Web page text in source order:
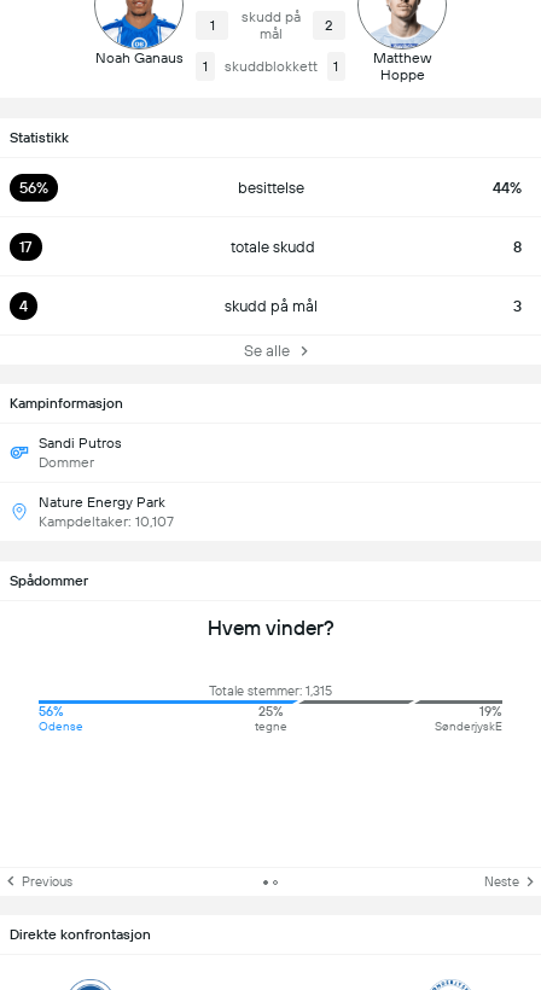
Noah Ganaus
1
skudd på
mål
2
1 skuddblokkett 1
Matthew
Hoppe
Statistikk
56% besittelse 44%
17 totale skudd 8
4 skudd på mål 3
Se alle
Kampinformasjon
Sandi Putros
Dommer
Nature Energy Park
Kampdeltaker: 10,107
Spådommer
Hvem vinder?
Totale stemmer: 1,315
56%
Odense
25%
tegne
19%
SønderjyskE
Previous Neste
Direkte konfrontasjon